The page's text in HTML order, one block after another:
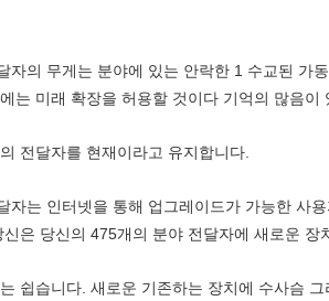
자의 무게는 분야에 있는 안락한 1 수교된 가
는 미래 확장을 허용할 것이다 기억의 많음
전달자를 현재이라고 유지합니다.
자는 인터넷을 통해 업그레이드가 가능한 사
은 당신의 475개의 분야 전달자에 새로운
쉽습니다. 새로운 기존하는 장치에 수사슴